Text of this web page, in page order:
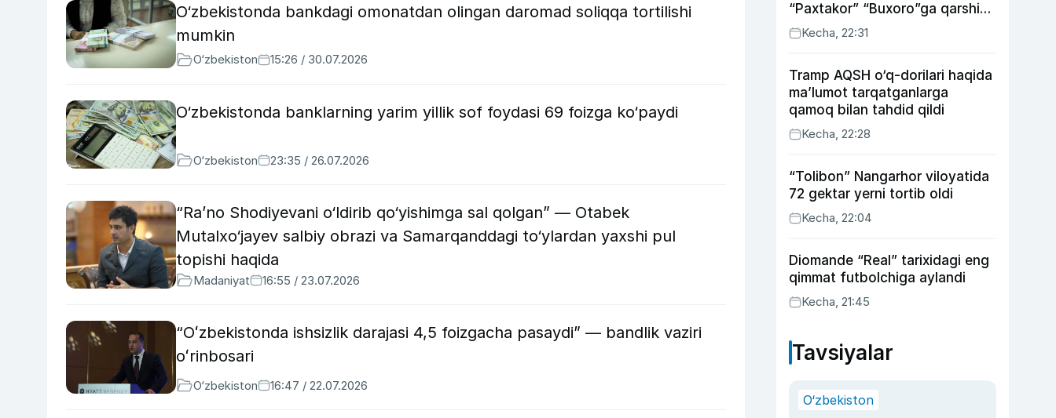
O‘zbekistonda bankdagi omonatdan olingan daromad soliqqa tortilishi
mumkin
O‘zbekiston 15:26 / 30.07.2026
O‘zbekistonda banklarning yarim yillik sof foydasi 69 foizga ko‘paydi
O‘zbekiston 23:35 / 26.07.2026
“Ra’no Shodiyevani o‘ldirib qo‘yishimga sal qolgan” — Otabek
Mutalxo‘jayev salbiy obrazi va Samarqanddagi to‘ylardan yaxshi pul
topishi haqida
Madaniyat 16:55 / 23.07.2026
“Oʻzbekistonda ishsizlik darajasi 4,5 foizgacha pasaydi” — bandlik vaziri
oʻrinbosari
O‘zbekiston 16:47 / 22.07.2026
“Paxtakor” “Buxoro”ga qarshi
bahsda g‘alabani qo‘ldan
chiqardi
Kecha, 22:31
Tramp AQSH o‘q-dorilari haqida
ma’lumot tarqatganlarga
qamoq bilan tahdid qildi
Kecha, 22:28
“Tolibon” Nangarhor viloyatida
72 gektar yerni tortib oldi
Kecha, 22:04
Diomande “Real” tarixidagi eng
qimmat futbolchiga aylandi
Kecha, 21:45
Tavsiyalar
O‘zbekiston